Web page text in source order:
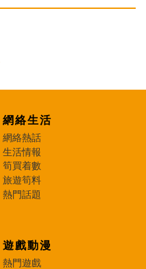
網絡生活
網絡熱話
生活情報
筍買着數
旅遊筍料
熱門話題
遊戲動漫
熱門遊戲